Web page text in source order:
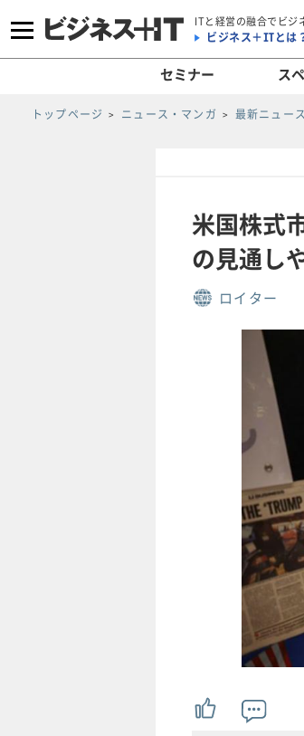
ITと経営の融合でビジ
ビジネス＋ITとは
セミナー ス
トップページ ニュース・マンガ 最新ニュース
米国株式
の見通し
ロイター